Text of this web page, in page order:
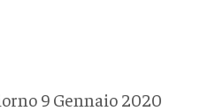
9 Gennaio 2020